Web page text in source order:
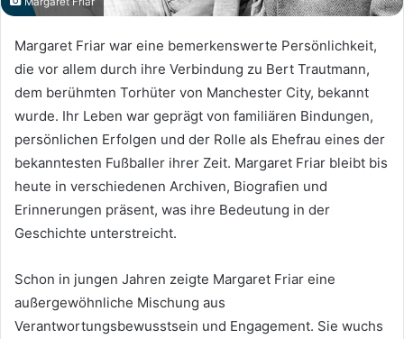
Margaret Friar war eine bemerkenswerte Persönlichkeit,
die vor allem durch ihre Verbindung zu Bert Trautmann,
dem berühmten Torhüter von Manchester City, bekannt
wurde. Ihr Leben war geprägt von familiären Bindungen,
persönlichen Erfolgen und der Rolle als Ehefrau eines der
bekanntesten Fußballer ihrer Zeit. Margaret Friar bleibt bis
heute in verschiedenen Archiven, Biografien und
Erinnerungen präsent, was ihre Bedeutung in der
Geschichte unterstreicht.
Schon in jungen Jahren zeigte Margaret Friar eine
außergewöhnliche Mischung aus
Verantwortungsbewusstsein und Engagement. Sie wuchs